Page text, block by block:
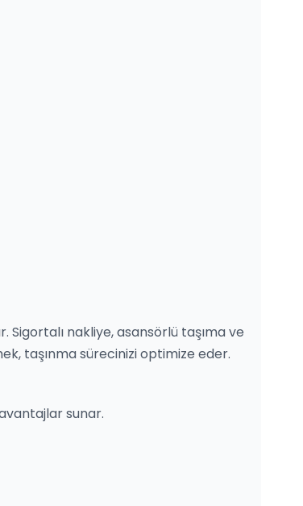
Sigortalı nakliye, asansörlü taşıma ve
taşınma sürecinizi optimize eder.
avantajlar sunar.